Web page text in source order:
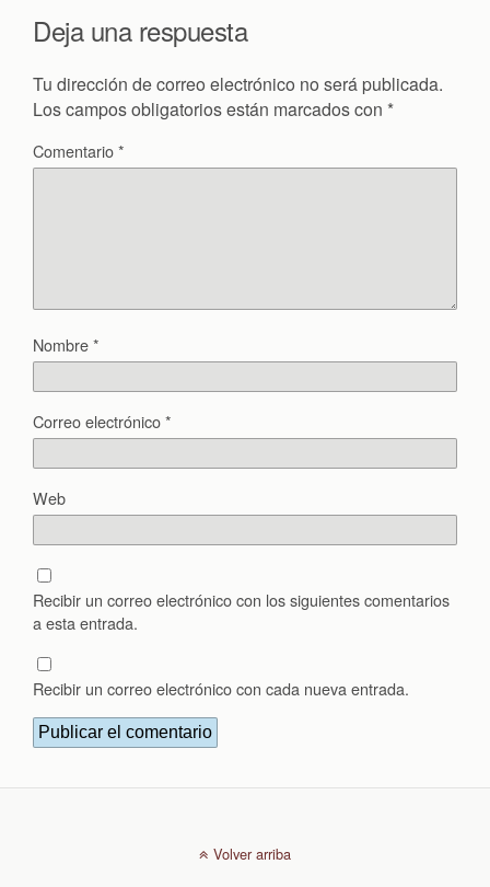
Deja una respuesta
Tu dirección de correo electrónico no será publicada.
Los campos obligatorios están marcados con *
Comentario*
Nombre*
Correo electrónico*
Web
Recibir un correo electrónico con los siguientes comentarios
a esta entrada.
Recibir un correo electrónico con cada nueva entrada.
Volver arriba